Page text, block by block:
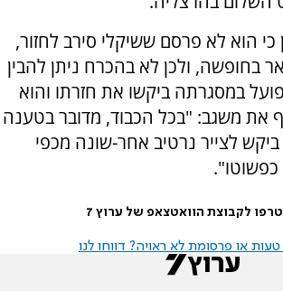
הוא לא פרסם ששיקלי סירב לחזור,
בחופשה, ולכן לא בהכרח ניתן להבין
במסגרתה ביקשו את חזרתו והוא
את משגב: "בכל הכבוד, מדובר בטענה
לצייר נרטיב אחר-שונה מכפי
לקבוצת הוואטצאפ של ערוץ 7
או פרסומת לא ראויה? דווחו לנו